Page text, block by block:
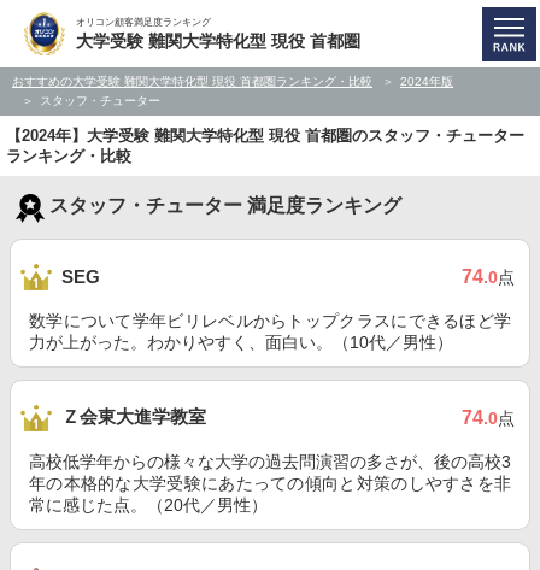
オリコン顧客満足度ランキング
大学受験 難関大学特化型 現役 首都圏
おすすめの大学受験 難関大学特化型 現役 首都圏ランキング・比較
2024年版
スタッフ・チューター
【2024年】大学受験 難関大学特化型 現役 首都圏のスタッフ・チューター
ランキング・比較
スタッフ・チューター 満足度ランキング
SEG 74.0点
数学について学年ビリレベルからトップクラスにできるほど学
力が上がった。わかりやすく、面白い。（10代／男性）
Ｚ会東大進学教室 74.0点
高校低学年からの様々な大学の過去問演習の多さが、後の高校3
年の本格的な大学受験にあたっての傾向と対策のしやすさを非
常に感じた点。（20代／男性）